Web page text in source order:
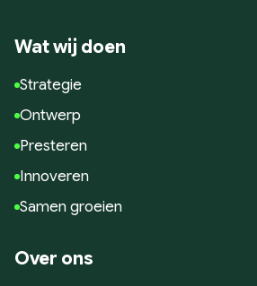
Conversie en optimalisatie
Data gedreven
Samen Groeien
Wat wij doen
Strategie
Ontwerp
Presteren
Innoveren
Samen groeien
Over ons